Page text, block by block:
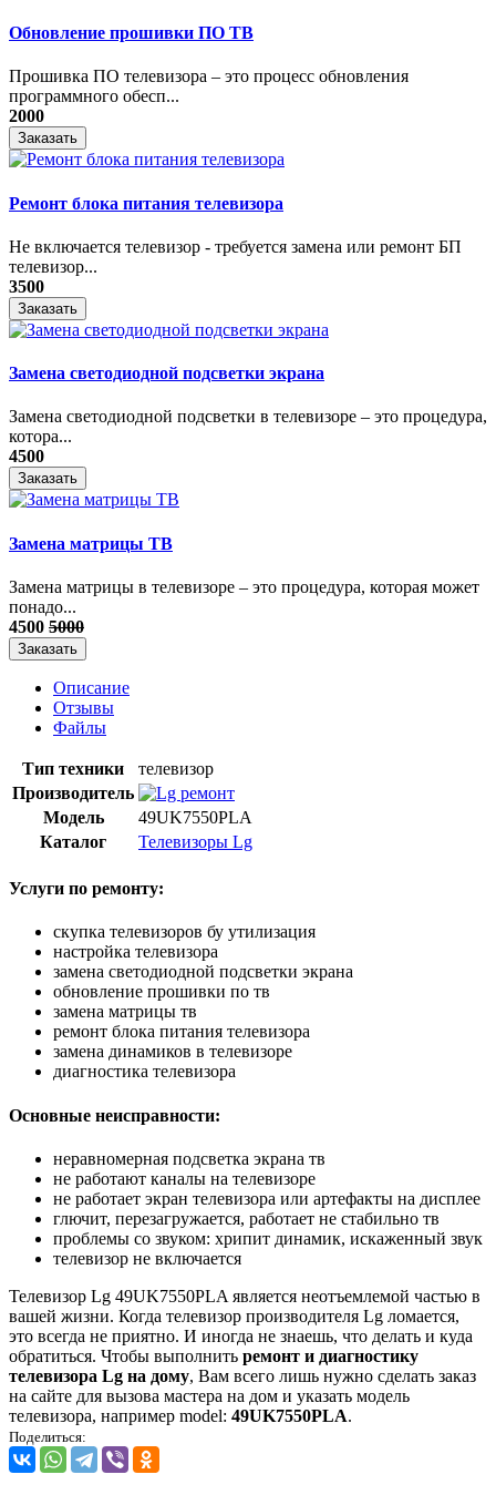
Обновление прошивки ПО ТВ
Прошивка ПО телевизора – это процесс обновления
программного обесп...
2000
Заказать
Ремонт блока питания телевизора
Не включается телевизор - требуется замена или ремонт БП
телевизор...
3500
Заказать
Замена светодиодной подсветки экрана
Замена светодиодной подсветки в телевизоре – это процедура,
котора...
4500
Заказать
Замена матрицы ТВ
​Замена матрицы в телевизоре – это процедура, которая может
понадо...
4500 5000
Заказать
Описание
Отзывы
Файлы
Тип техники
телевизор
Производитель
Модель
49UK7550PLA
Каталог
Телевизоры Lg
Услуги по ремонту:
скупка телевизоров бу утилизация
настройка телевизора
замена светодиодной подсветки экрана
обновление прошивки по тв
замена матрицы тв
ремонт блока питания телевизора
замена динамиков в телевизоре
диагностика телевизора
Основные неисправности:
неравномерная подсветка экрана тв
не работают каналы на телевизоре
не работает экран телевизора или артефакты на дисплее
глючит, перезагружается, работает не стабильно тв
проблемы со звуком: хрипит динамик, искаженный звук
телевизор не включается
Телевизор Lg 49UK7550PLA является неотъемлемой частью в
вашей жизни. Когда телевизор производителя Lg ломается,
это всегда не приятно. И иногда не знаешь, что делать и куда
обратиться. Чтобы выполнить ремонт и диагностику
телевизора Lg на дому, Вам всего лишь нужно сделать заказ
на сайте для вызова мастера на дом и указать модель
телевизора, например model: 49UK7550PLA.
Поделиться: